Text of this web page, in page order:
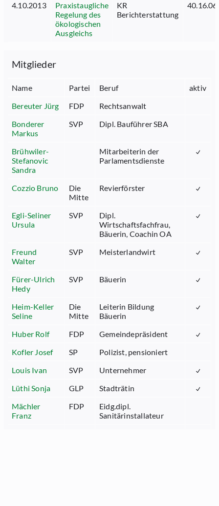
4.10.2013
Praxistaugliche
Regelung des
ökologischen
Ausgleichs
KR
Berichterstattung
40.16.06
Mitglieder
Name Partei Beruf
aktiv
Bereuter Jürg
FDP
Rechtsanwalt
Bonderer
Markus
SVP Dipl. Bauführer SBA
Brühwiler-
Stefanovic
Sandra
Mitarbeiterin der
Parlamentsdienste
Cozzio Bruno
Die
Mitte
Revierförster
Egli-Seliner
Ursula
SVP
Dipl.
Wirtschaftsfachfrau,
Bäuerin, Coachin OA
Freund
Walter
SVP Meisterlandwirt
Fürer-Ulrich
Hedy
SVP Bäuerin
Heim-Keller
Seline
Die
Mitte
Leiterin Bildung
Bäuerin
Huber Rolf
FDP
Gemeindepräsident
Kofler Josef
SP
Polizist, pensioniert
Louis Ivan
SVP
Unternehmer
Lüthi Sonja
GLP
Stadträtin
Mächler
Franz
FDP
Eidg.dipl.
Sanitärinstallateur